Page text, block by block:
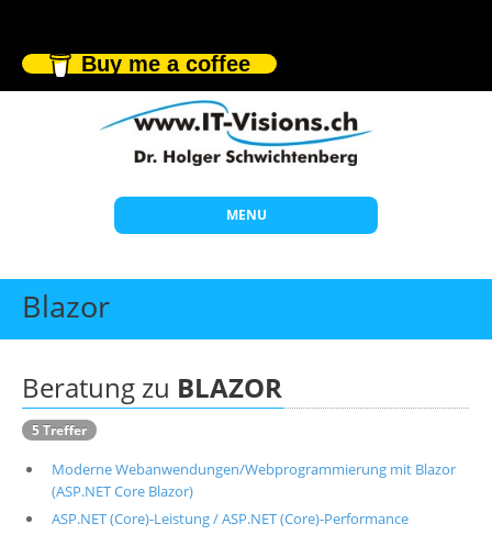
Buy me a coffee
MENU
Start
Individuelle Schulungen
Wissen
Über uns
Blazor
Beratung zu BLAZOR
5 Treffer
Moderne Webanwendungen/Webprogrammierung mit Blazor
(ASP.NET Core Blazor)
ASP.NET (Core)-Leistung / ASP.NET (Core)-Performance